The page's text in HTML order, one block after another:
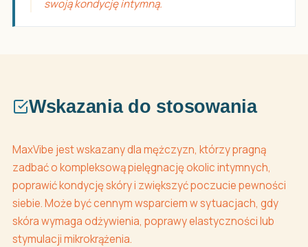
swoją kondycję intymną.
Wskazania do stosowania
MaxVibe jest wskazany dla mężczyzn, którzy pragną
zadbać o kompleksową pielęgnację okolic intymnych,
poprawić kondycję skóry i zwiększyć poczucie pewności
siebie. Może być cennym wsparciem w sytuacjach, gdy
skóra wymaga odżywienia, poprawy elastyczności lub
stymulacji mikrokrążenia.